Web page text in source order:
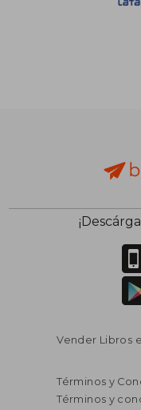
Vender Libros
Términos y
Términos y